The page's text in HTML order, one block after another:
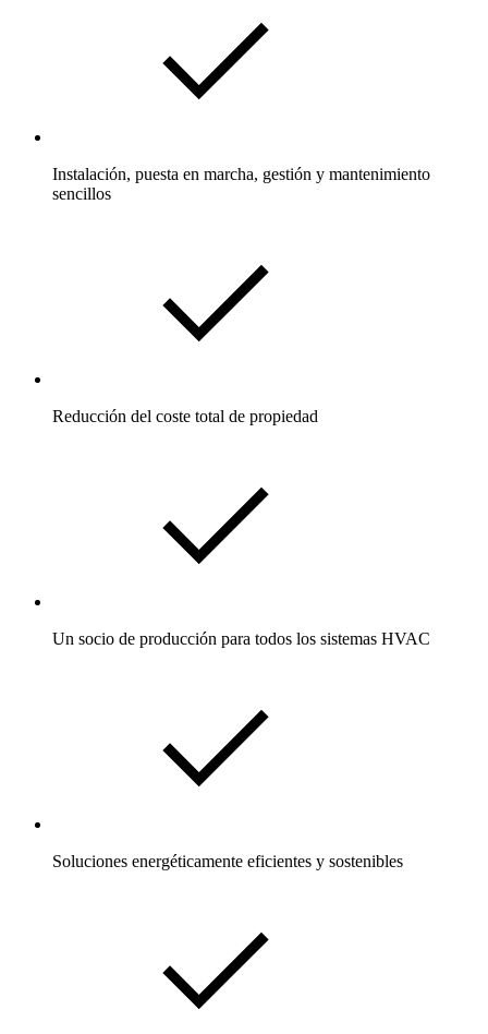
Instalación, puesta en marcha, gestión y mantenimiento
sencillos
Reducción del coste total de propiedad
Un socio de producción para todos los sistemas HVAC
Soluciones energéticamente eficientes y sostenibles